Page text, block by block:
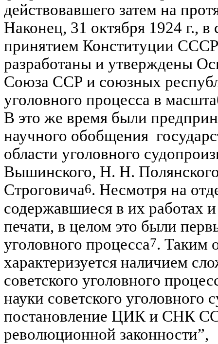
действовавшего затем на
Наконец, 31 октября 1924 г.,
принятием Конституции
разработаны и утверждены
Союза ССР и союзных
уголовного процес­са в
В это же время были
научного обобщения
области уголовного
Вышинского, Н. Н.
Строговича6. Несмотря на
содержавшиеся в их работах
печати, в целом это были
уголовного процесса7. Та­ким
характеризуется наличием
советского уголовного
науки советского уго­ловного
постановление ЦИК и СНК
революционной законности”,